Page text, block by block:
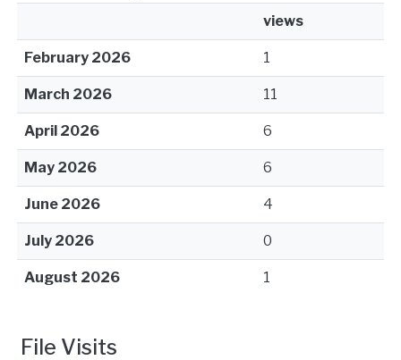
views
February 2026 1
March 2026 11
April 2026 6
May 2026 6
June 2026 4
July 2026 0
August 2026 1
File Visits